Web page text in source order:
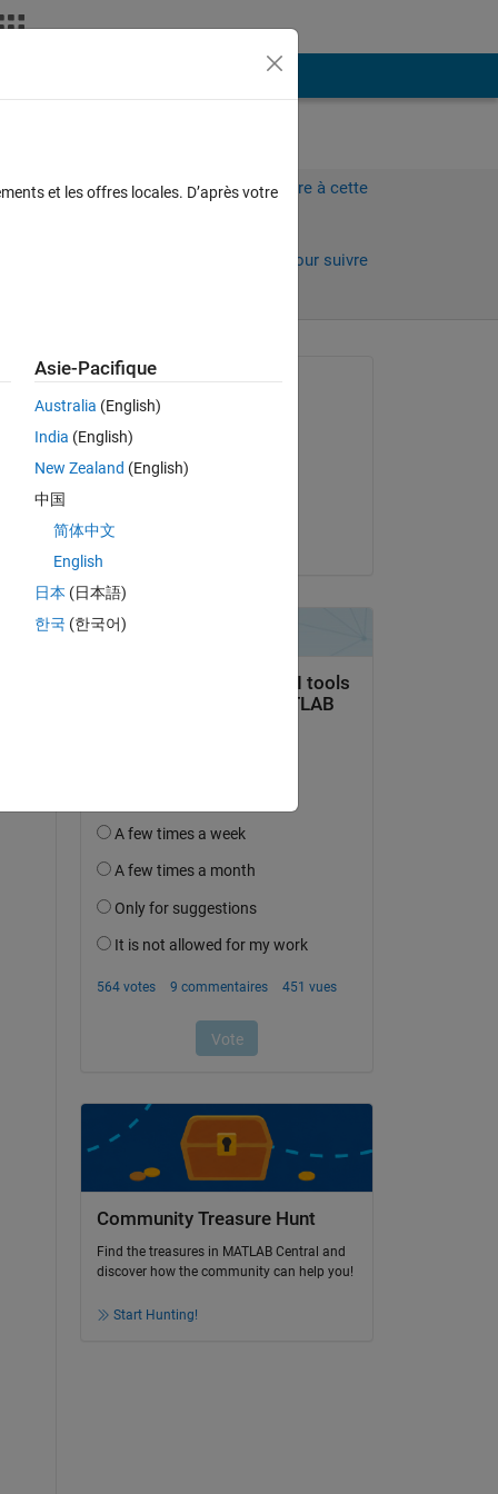
Connectez-vous pour répondre à cette
Connectez-vous pour suivre
Adam Espe Hansen
le 19 Avr 2021
le 1 Juil 2021
Community Treasure Hunt
Find the treasures in MATLAB Central and
discover how the community can help you!
Start Hunting!
et les offres locales. D’après votre
Asie-Pacifique
Australia (English)
India (English)
New Zealand (English)
中国
简体中文
English
日本 (日本語)
한국 (한국어)